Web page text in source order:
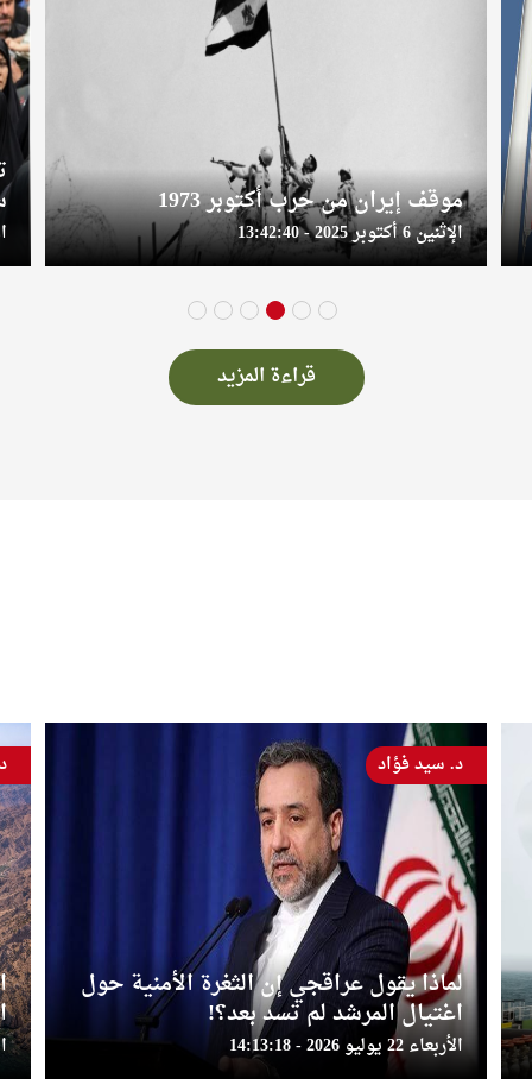
تداعيات مقتل الرئيس الإيراني على
سياسات طهران الداخلية والخارجية
الأربعاء 5 يونيو 2024 - 21:23:21
1
2
3
4
5
6
قراءة المزيد
الخلاف حول مضيق هرمز يكشف هشاشة
التفاهم بين الولايات المتحدة وإيران
الخميس 16 يوليو 2026 - 20:05:36
د. أسماء أمين